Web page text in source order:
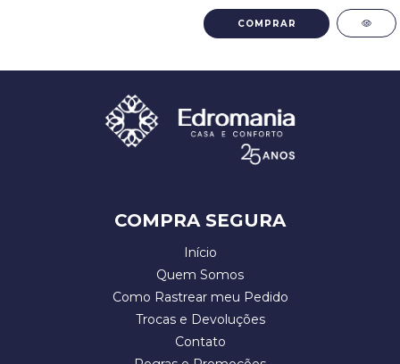
COMPRAR
COMPRA SEGURA
Início
Quem Somos
Como Rastrear meu Pedido
Trocas e Devoluções
Contato